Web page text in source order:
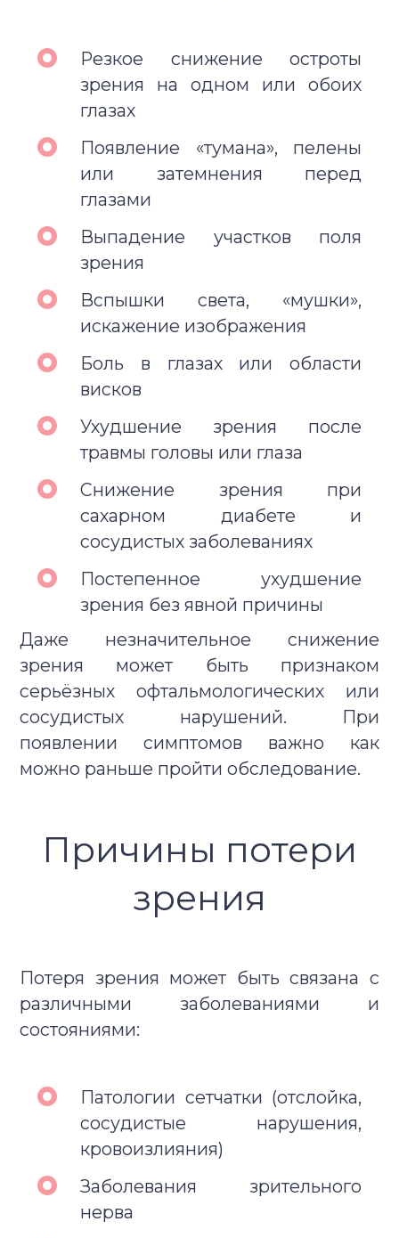
Резкое снижение остроты
зрения на одном или обоих
глазах
Появление «тумана», пелены
или затемнения перед
глазами
Выпадение участков поля
зрения
Вспышки света, «мушки»,
искажение изображения
Боль в глазах или области
висков
Ухудшение зрения после
травмы головы или глаза
Снижение зрения при
сахарном диабете и
сосудистых заболеваниях
Постепенное ухудшение
зрения без явной причины
Даже незначительное снижение
зрения может быть признаком
серьёзных офтальмологических или
сосудистых нарушений. При
появлении симптомов важно как
можно раньше пройти обследование.
Причины потери
зрения
Потеря зрения может быть связана с
различными заболеваниями и
состояниями:
Патологии сетчатки (отслойка,
сосудистые нарушения,
кровоизлияния)
Заболевания зрительного
нерва